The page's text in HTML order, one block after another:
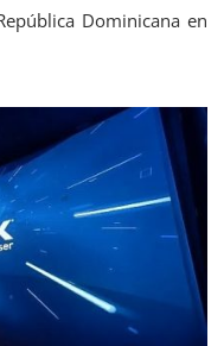
Dominicana en